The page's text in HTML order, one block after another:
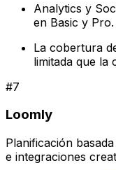
Analytics y
en Basic y Pro.
La cobertura
limitada que la
#7
Loomly
Planificación
e integraciones